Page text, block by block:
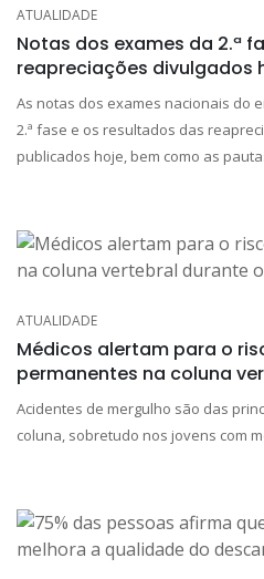
ATUALIDADE
Notas dos exames da 2.ª
reapreciações divulgados
As notas dos exames nacionais do
2.ª fase e os resultados das
publicados hoje, bem como as
ATUALIDADE
Médicos alertam para o
permanentes na coluna
Acidentes de mergulho são das
coluna, sobretudo nos jovens com